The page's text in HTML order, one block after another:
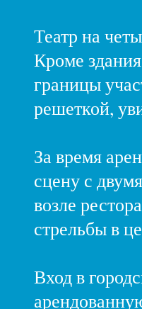
Театр на
Кроме
границы
решеткой,
За время
сцену с
возле
стрельбы в
Вход в